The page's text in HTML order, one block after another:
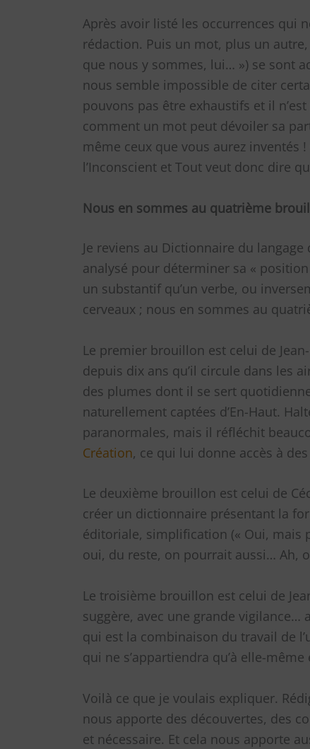
Après avoir listé les occurrences qui
rédaction. Puis un mot, plus un
que nous y sommes, lui… ») se sont
nous semble impossible de citer
pouvons pas être exhaustifs et il
comment un mot peut dévoiler sa
même ceux que vous aurez inventés
l’Inconscient et Tout veut donc dire
Nous en sommes au quatrième
Je reviens au Dictionnaire du
analysé pour déterminer sa «
un substantif qu’un verbe, ou
cerveaux ; nous en sommes au
Le premier brouillon est celui de
depuis dix ans qu’il circule dans les
des plumes dont il se sert
naturellement captées d’En-Haut.
paranormales, mais il réfléchit
Création, ce qui lui donne accès à
Le deuxième brouillon est celui de
créer un dictionnaire présentant la
éditoriale, simplification (« Oui, mais
oui, du reste, on pourrait aussi… Ah,
Le troisième brouillon est celui de
suggère, avec une grande
qui est la combinaison du travail de
qui ne s’appartiendra qu’à elle-
Voilà ce que je voulais expliquer.
nous apporte des découvertes, des
et nécessaire. Et cela nous apporte